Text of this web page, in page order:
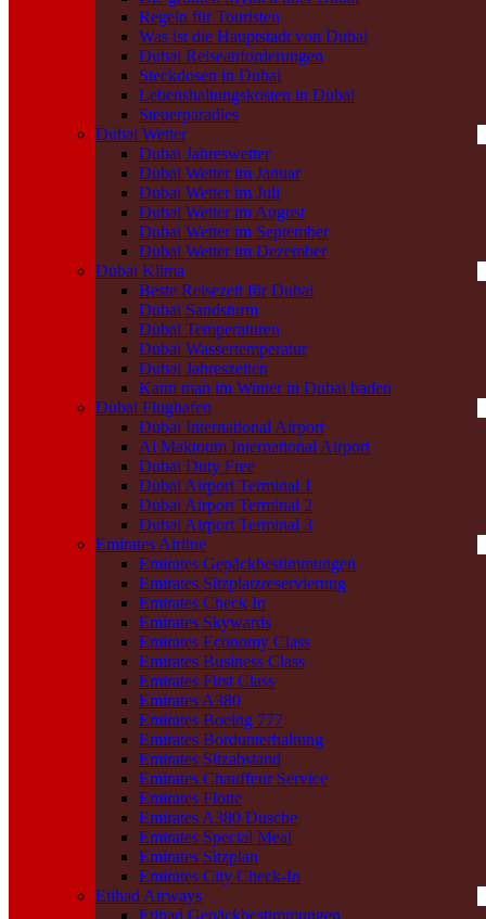
Regeln für Touristen
Was ist die Hauptstadt von Dubai
Dubai Reiseanforderungen
Steckdosen in Dubai
Lebenshaltungskosten in Dubai
Steuerparadies
Dubai Wetter
Dubai Jahreswetter
Dubai Wetter im Januar
Dubai Wetter im Juli
Dubai Wetter im August
Dubai Wetter im September
Dubai Wetter im Dezember
Dubai Klima
Beste Reisezeit für Dubai
Dubai Sandsturm
Dubai Temperaturen
Dubai Wassertemperatur
Dubai Jahreszeiten
Kann man im Winter in Dubai baden
Dubai Flughafen
Dubai International Airport
Al Maktoum International Airport
Dubai Duty Free
Dubai Airport Terminal 1
Dubai Airport Terminal 2
Dubai Airport Terminal 3
Emirates Airline
Emirates Gepäckbestimmungen
Emirates Sitzplatzreservierung
Emirates Check In
Emirates Skywards
Emirates Economy Class
Emirates Business Class
Emirates First Class
Emirates A380
Emirates Boeing 777
Emirates Bordunterhaltung
Emirates Sitzabstand
Emirates Chauffeur Service
Emirates Flotte
Emirates A380 Dusche
Emirates Special Meal
Emirates Sitzplan
Emirates City Check-In
Etihad Airways
Etihad Gepäckbestimmungen